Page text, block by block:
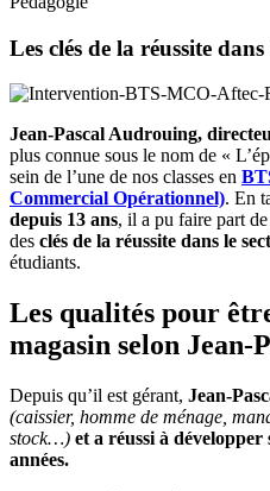
Les clés de la réussite
Jean-Pascal Audrouing,
plus connue sous le nom de «
sein de l’une de nos classes en
Commercial Opérationnel). En
depuis 13 ans, il a pu faire part
des clés de la réussite dans le
étudiants.
Les qualités pour
magasin selon
Depuis qu’il est gérant, Jean-
(caissier, homme de ménage,
stock…) et a réussi à développer
années.